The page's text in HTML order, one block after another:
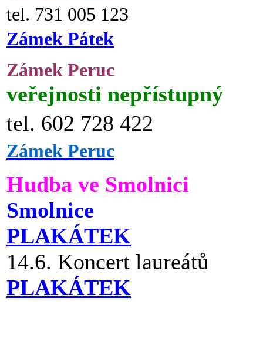
tel. 731 005 123
Zámek Pátek
Zámek Peruc
veřejnosti nepřístupný
tel. 602 728 422
Zámek Peruc
Hudba ve Smolnici
Smolnice
PLAKÁTEK
14.6. Koncert laureátů
PLAKÁTEK